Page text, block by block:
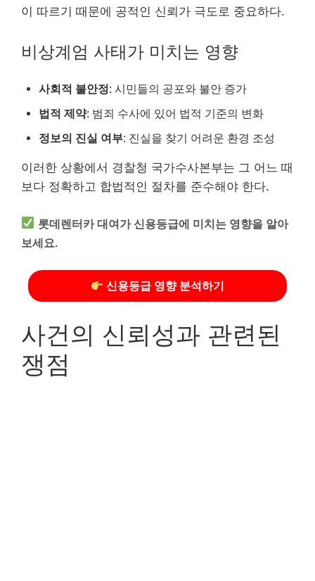
이 따르기 때문에 공적인 신뢰가 극도로 중요하다.
비상계엄 사태가 미치는 영향
사회적 불안정: 시민들의 공포와 불안 증가
법적 제약: 범죄 수사에 있어 법적 기준의 변화
정보의 진실 여부: 진실을 찾기 어려운 환경 조성
이러한 상황에서 경찰청 국가수사본부는 그 어느 때
보다 정확하고 합법적인 절차를 준수해야 한다.
롯데렌터카 대여가 신용등급에 미치는 영향을 알아
보세요.
신용등급 영향 분석하기
사건의 신뢰성과 관련된
쟁점